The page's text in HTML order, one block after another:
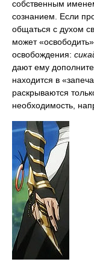
собственным
сознанием. Если
общаться с духом
может
освобождения:
дают ему
находится в
раскрываются
необходимость,